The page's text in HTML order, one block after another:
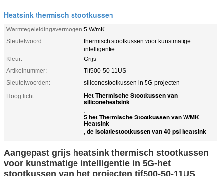
Heatsink thermisch stootkussen
Warmtegeleidingsvermogen:5 W/mK
Sleutelwoord:
thermisch stootkussen voor kunstmatige
intelligentie
Kleur:
Grijs
Artikelnummer:
Tif500-50-11US
Sleutelwoorden:
siliconestootkussen in 5G-projecten
Hoog licht:
Het Thermische Stootkussen van
siliconeheatsink
,
5 het Thermische Stootkussen van W/MK
Heatsink
, de isolatiestootkussen van 40 psi heatsink
Aangepast grijs heatsink thermisch stootkussen
voor kunstmatige intelligentie in 5G-het
stootkussen van het projecten tif500-50-11US